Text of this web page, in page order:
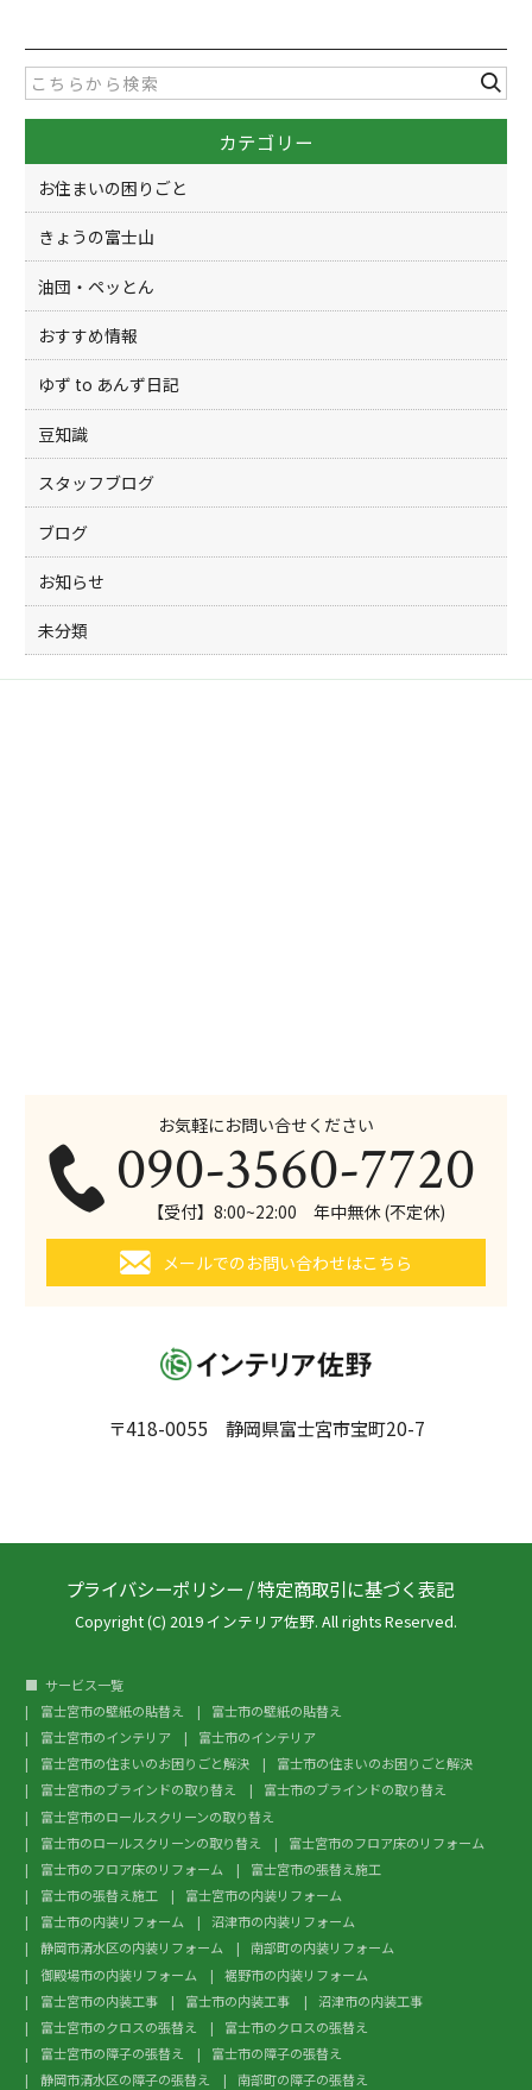
e
b
o
o
k
er
カテゴリー
お住まいの困りごと
きょうの富士山
油団・ペッとん
おすすめ情報
ゆず to あんず日記
豆知識
スタッフブログ
ブログ
お知らせ
未分類
お気軽にお問い合せください
090-3560-7720
【受付】8:00~22:00 年中無休 (不定休)
メールでのお問い合わせはこちら
〒418-0055 静岡県富士宮市宝町20-7
プライバシーポリシー /特定商取引に基づく表記
Copyright (C) 2019 インテリア佐野. All rights Reserved.
サービス一覧
富士宮市の壁紙の貼替え
富士市の壁紙の貼替え
富士宮市のインテリア
富士市のインテリア
富士宮市の住まいのお困りごと解決
富士市の住まいのお困りごと解決
富士宮市のブラインドの取り替え
富士市のブラインドの取り替え
富士宮市のロールスクリーンの取り替え
富士市のロールスクリーンの取り替え
富士宮市のフロア床のリフォーム
富士市のフロア床のリフォーム
富士宮市の張替え施工
富士市の張替え施工
富士宮市の内装リフォーム
富士市の内装リフォーム
沼津市の内装リフォーム
静岡市清水区の内装リフォーム
南部町の内装リフォーム
御殿場市の内装リフォーム
裾野市の内装リフォーム
富士宮市の内装工事
富士市の内装工事
沼津市の内装工事
富士宮市のクロスの張替え
富士市のクロスの張替え
富士宮市の障子の張替え
富士市の障子の張替え
静岡市清水区の障子の張替え
南部町の障子の張替え